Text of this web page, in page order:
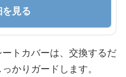
見る
トカバーは、交換するだ
かりガードします。